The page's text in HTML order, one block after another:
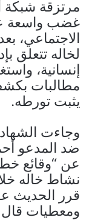
مرتزقة شبكة
غضب واسعة
الاجتماعي،
لخاله تتعلق
إنسانية،
مطالبات
يثبت تورطه.
وجاءت
ضد المدعو
عن “وقائع
نشاط خاله
قرر الحديث
ومعطيات قال